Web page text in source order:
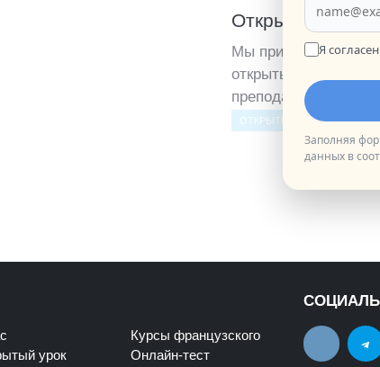
Открытый урок
Мы приглашаем
открытый урок
преподавателем из
ОТКРЫТЫЙ УРОК
Курсы французского
урок
Онлайн-тест
Я
Заполняя
данных в